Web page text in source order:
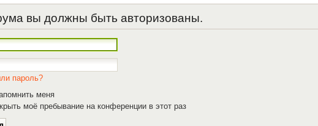
вы должны быть авторизованы.
пароль?
меня
моё пребывание на конференции в этот раз